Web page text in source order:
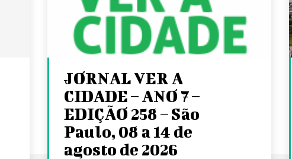
JORNAL VER A
CIDADE – ANO 7 –
EDIÇÃO 258 – São
Paulo, 08 a 14 de
agosto de 2026